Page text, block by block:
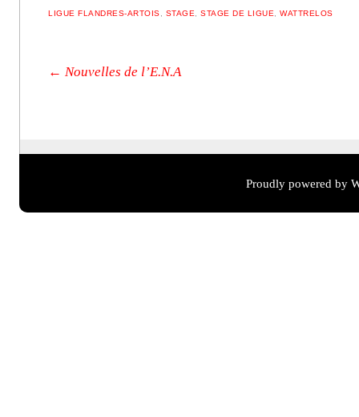
LIGUE FLANDRES-ARTOIS STAGE ,STAGE DE LIGUE ,WATTRELOS
Post navigation
← Nouvelles de l’E.N.A
Proudly powered by